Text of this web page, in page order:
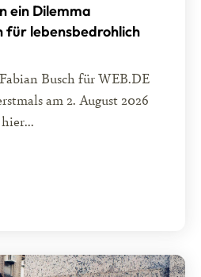
ein Dilemma
für lebensbedrohlich
Busch für WEB.DE
am 2. August 2026